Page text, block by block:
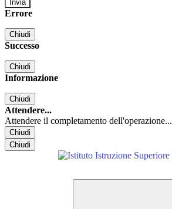
Errore
Chiudi
Successo
Chiudi
Informazione
Chiudi
Attendere...
Attendere il completamento dell'operazione...
Chiudi
Chiudi